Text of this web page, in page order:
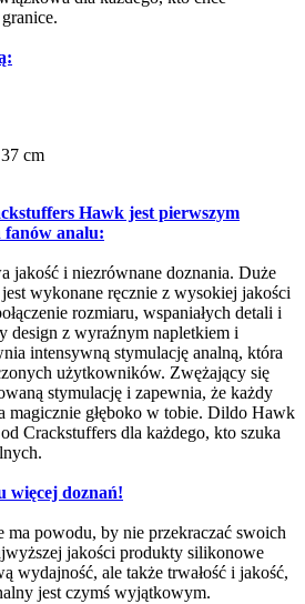
cm
Hawk jest pierwszym
fanów analu:
jakość i niezrównane doznania. Duże
wykonane ręcznie z wysokiej jakości
rozmiaru, wspaniałych detali i
design z wyraźnym napletkiem i
intensywną stymulację analną, która
użytkowników. Zwężający się
stymulację i zapewnia, że każdy
magicznie głęboko w tobie. Dildo Hawk
Crackstuffers dla każdego, kto szuka
więcej doznań!
powodu, by nie przekraczać swoich
jakości produkty silikonowe
wydajność, ale także trwałość i jakość,
jest czymś wyjątkowym.